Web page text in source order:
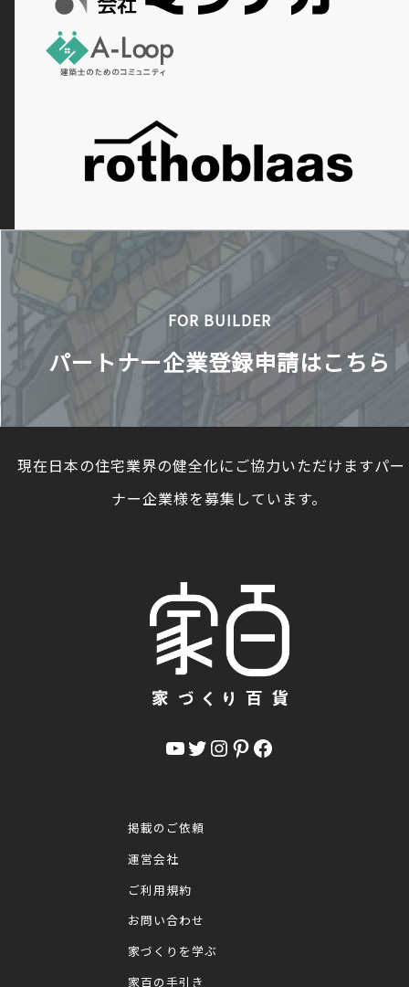
FOR BUILDER
パートナー企業登録申請はこちら
現在日本の住宅業界の健全化にご協力いただけますパ
ナー企業様を募集しています。
YouTube Twitter InstagramPinterest Facebook
掲載のご依頼
運営会社
ご利用規約
お問い合わせ
家づくりを学ぶ
家百の手引き